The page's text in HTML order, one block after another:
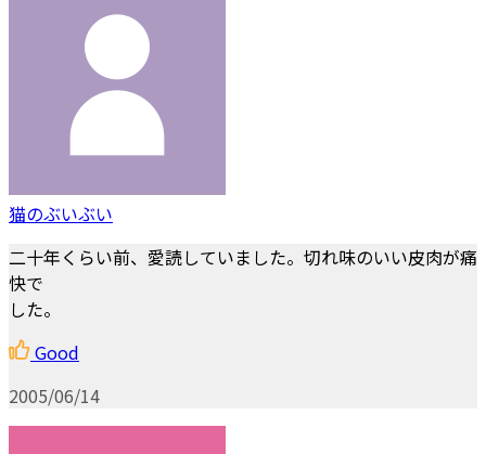
猫のぶいぶい
二十年くらい前、愛読していました。切れ味のいい皮肉が痛
快で
した。
Good
2005/06/14